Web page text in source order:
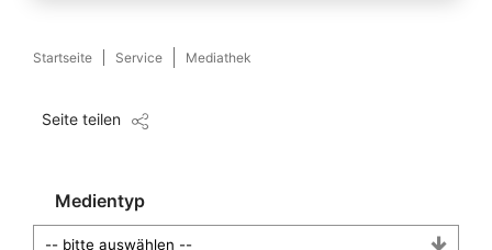
Startseite Service Mediathek
Seite teilen
Medientyp